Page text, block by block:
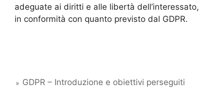
adeguate ai diritti e alle libertà dell’interessato,
in conformità con quanto previsto dal GDPR.
GDPR – Introduzione e obiettivi perseguiti